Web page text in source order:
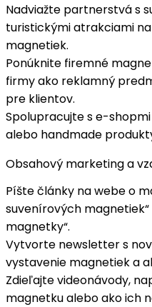
Nadviažte partnerstvá s
turistickými atrakciami
magnetiek.
Ponúknite firemné
firmy ako reklamný
pre klientov.
Spolupracujte se-shopmi
alebo handmade
Obsahový marketing a
Píštečlánky na webe o
suvenírových
magnetky“.
Vytvorte newsletters
vystavenie magnetiek a
Zdieľajtevideonávody,
magnetku alebo ako ich